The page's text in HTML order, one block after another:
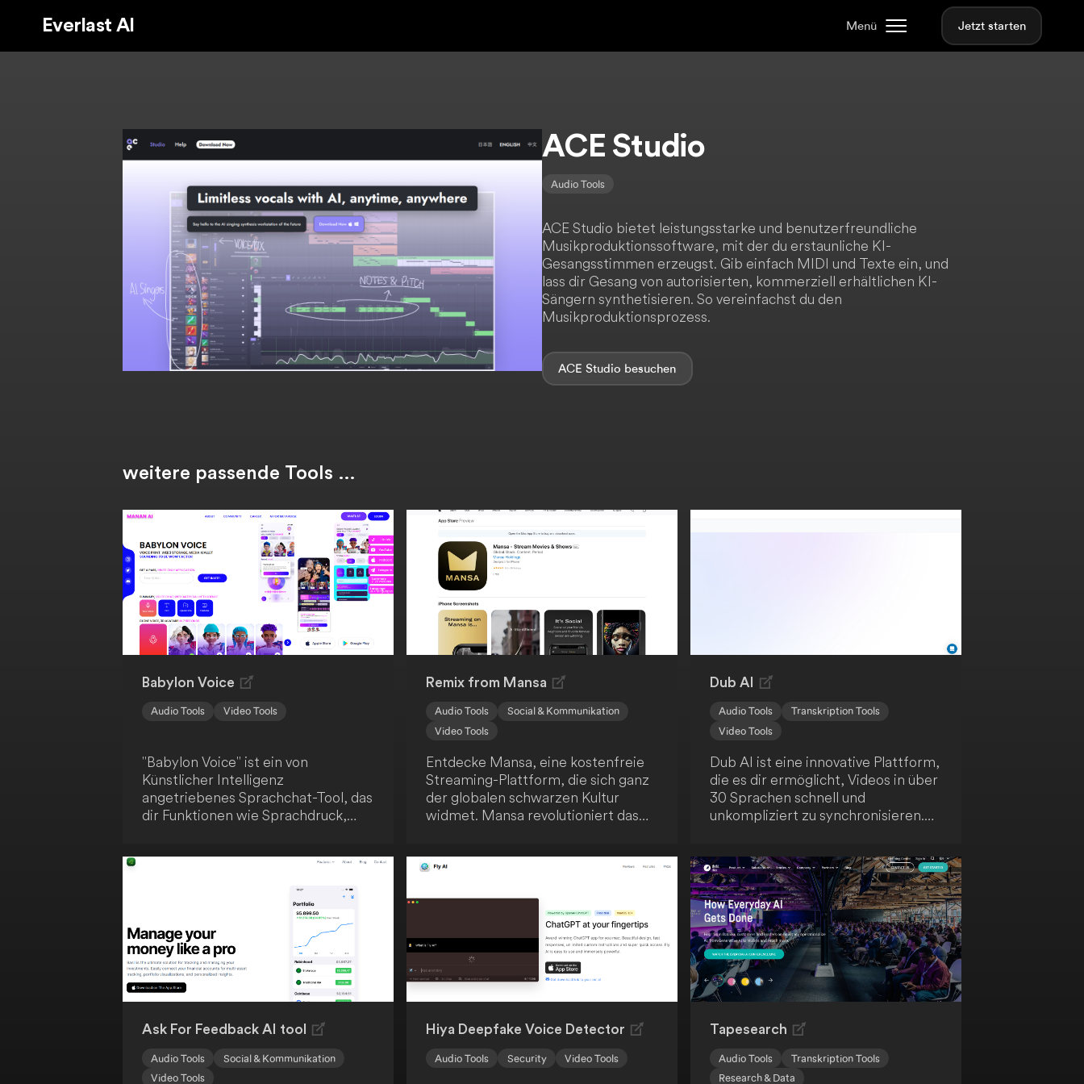
Everlast AI Menü Jetzt starten
ACE Studio
Audio Tools
ACE Studio bietet leistungsstarke und benutzerfreundliche
Musikproduktionssoftware, mit der du erstaunliche KI-
Gesangsstimmen erzeugst. Gib einfach MIDI und Texte ein, und
lass dir Gesang von autorisierten, kommerziell erhältlichen KI-
Sängern synthetisieren. So vereinfachst du den
Musikproduktionsprozess.
ACE Studio
weitere passende Tools …
Babylon Voice
Audio Tools Video Tools
"Babylon Voice" ist ein von
Künstlicher Intelligenz
angetriebenes Sprachchat-Tool, das
dir Funktionen wie Sprachdruck,
Stimme, um mit dem KI-System
Texte, hochgeladene Dateien und
Videos von verschiedenen
Plattformen zu diskutieren. So
erweiterst du die
Interaktionsmöglichkeiten zwischen
dir und Künstlicher Intelligenz.
Remix from Mansa
Audio Tools
Social & Kommunikation
Video Tools
Entdecke Mansa, eine kostenfreie
Streaming-Plattform, die sich ganz
der globalen schwarzen Kultur
widmet. Mansa revolutioniert das
Du kannst sogar ausgewählte Titel
gestalten - ein einzigartiges
Dub AI
Audio Tools
Transkription Tools
Video Tools
Dub AI ist eine innovative Plattform,
die es dir ermöglicht, Videos in über
30 Sprachen schnell und
unkompliziert zu synchronisieren.
Übersetzung bietet sie
hochwertige, lokalisierten Audio-
und Videoinhalte. Die
benutzerfreundliche Oberfläche
unterstützt bis zu 10 Sprecher
gleichzeitig und fördert so deine
globale Reichweite als Content
Creator.
Ask For Feedback AI tool
Audio Tools
Social & Kommunikation
Video Tools
Hiya Deepfake Voice Detector
Audio Tools Security Video Tools
Tapesearch
Audio Tools
Transkription Tools
Research & Data